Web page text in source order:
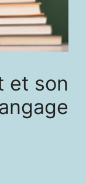
et son